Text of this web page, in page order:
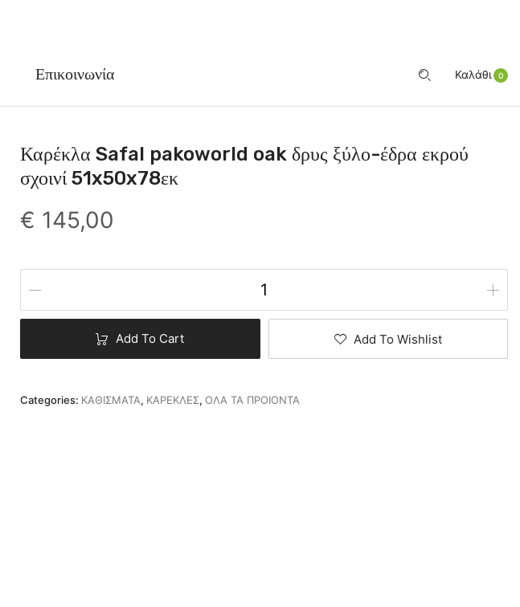
Επικοινωνία Καλάθι 0
Καρέκλα Safal pakoworld oak δρυς ξύλο-έδρα εκρού
σχοινί 51x50x78εκ
€ 145,00
Add To Cart Add To Wishlist
Categories: ΚΑΘΙΣΜΑΤΑ, ΚΑΡΕΚΛΕΣ, ΟΛΑ ΤΑ ΠΡΟΙΟΝΤΑ